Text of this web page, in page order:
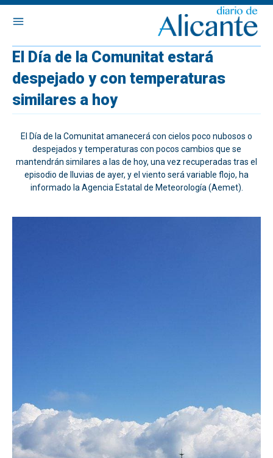
El Día de la Comunitat estará
despejado y con temperaturas
similares a hoy
El Día de la Comunitat amanecerá con cielos poco nubosos o
despejados y temperaturas con pocos cambios que se
mantendrán similares a las de hoy, una vez recuperadas tras el
episodio de lluvias de ayer, y el viento será variable flojo, ha
informado la Agencia Estatal de Meteorología (Aemet).